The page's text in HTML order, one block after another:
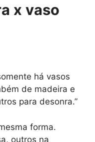
x vaso
há vasos
de madeira e
para desonra.”
forma.
outros na